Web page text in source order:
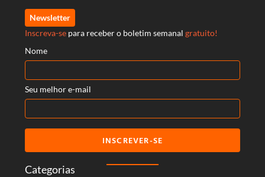
Categorias
Newsletter
Inscreva-se para receber o boletim semanal gratuito!
Nome
Seu melhor e-mail
INSCREVER-SE